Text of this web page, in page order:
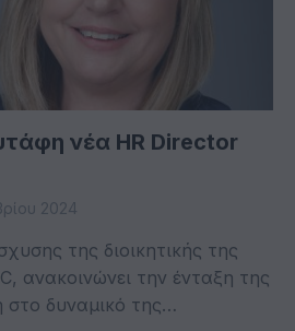
νέα HR Director
2024
της διοικητικής της
ανακοινώνει την ένταξη της
δυναμικό της…